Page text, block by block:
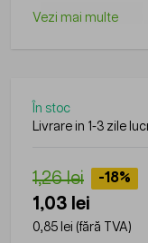
Vezi mai multe
În stoc
Livrare in 1-3 zile
1,26 lei -18%
1,03 lei
0,85 lei (fără TVA)